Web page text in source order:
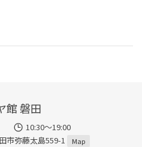
館 磐田
10:30～19:00
市弥藤太島559-1
Map